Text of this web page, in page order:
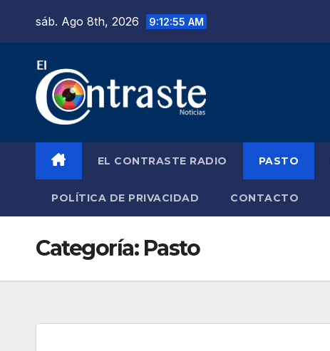
sáb. Ago 8th, 2026 9:12:56 AM
EL CONTRASTE RADIO PASTO
POLÍTICA DE PRIVACIDAD CONTACTO
Categoría: Pasto